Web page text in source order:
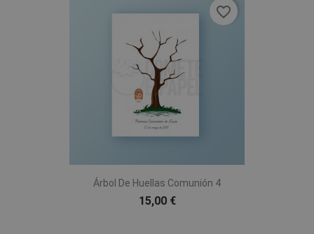
Árbol De Huellas Comunión 4
15,00 €
favorite_border